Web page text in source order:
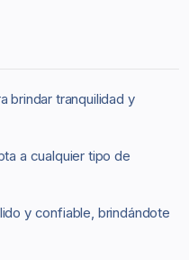
brindar tranquilidad y
a cualquier tipo de
y confiable, brindándote